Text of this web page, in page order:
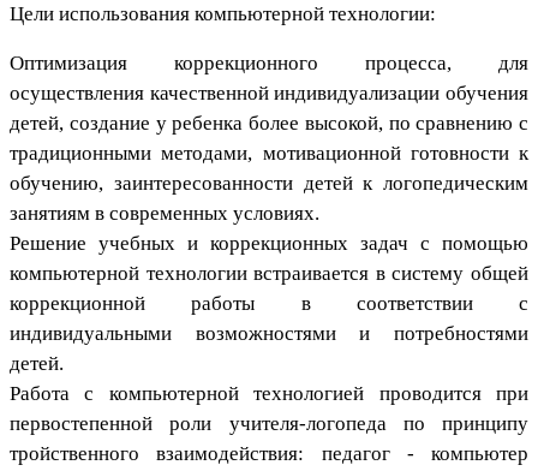
Цели использования компьютерной технологии:
Оптимизация коррекционного процесса, для
осуществления качественной индивидуализации обучения
детей, создание у ребенка более высокой, по сравнению с
традиционными методами, мотивационной готовности к
обучению, заинтересованности детей к логопедическим
занятиям в современных условиях.
Решение учебных и коррекционных задач с помощью
компьютерной технологии встраивается в систему общей
коррекционной работы в соответствии с
индивидуальными возможностями и потребностями
детей.
Работа с компьютерной технологией проводится при
первостепенной роли учителя-логопеда по принципу
тройственного взаимодействия: педагог - компьютер